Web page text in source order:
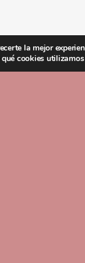
la mejor
qué cookies